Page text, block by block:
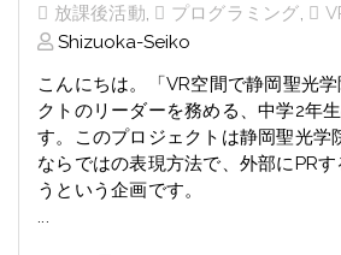
放課後活動 プログラミング
Shizuoka-Seiko
こんにちは。「VR空間で静岡聖光
クトのリーダーを務める、中学2年
す。このプロジェクトは静岡聖光学
ならではの表現方法で、外部にPR
うという企画です。